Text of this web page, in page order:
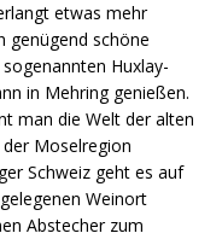
etwas mehr
genügend schöne
Huxlay-
in Mehring genießen.
man die Welt der alten
Moselregion
Schweiz geht es auf
Weinort
Abstecher zum